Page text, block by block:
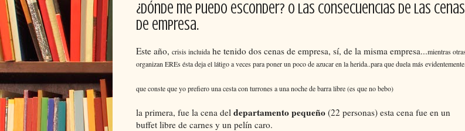
¿dónde me puedo esconder? o las consecuencias de las cenas
de empresa.
Este año, crisis incluida he tenido dos cenas de empresa, sí, de la misma empresa...mientras
organizan EREs ésta deja el látigo a veces para poner un poco de azucar en la herida..para que duela más evidentemente.
que conste que yo prefiero una cesta con turrones a una noche de barra libre (es que no bebo)
la primera, fue la cena del departamento pequeño (22 personas) esta cena fue en un
buffet libre de carnes y un pelín caro.